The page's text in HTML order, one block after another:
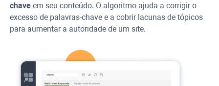
chave em seu conteúdo. O algoritmo ajuda a corrigir o
excesso de palavras-chave e a cobrir lacunas de tópicos
para aumentar a autoridade de um site.